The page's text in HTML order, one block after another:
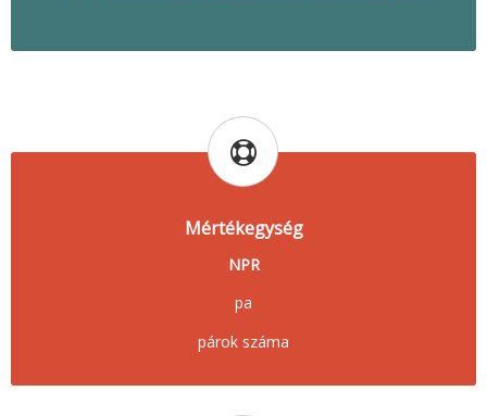
Mértékegység
NPR
pa
párok száma